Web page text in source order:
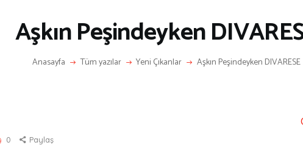
Aşkın Peşindeyken
Anasayfa Tüm yazılar Yeni Çıkanlar Aşkın Peşindeyken DIVARESE
İLETIŞIM
0 Paylaş